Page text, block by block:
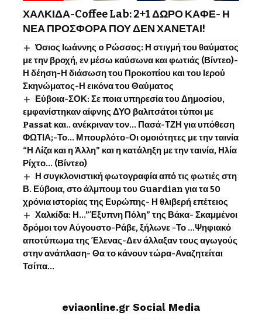
ΧΑΛΚΙΔΑ-Coffee Lab: 2+1 ΔΩΡΟ ΚΑΦΕ- Η
ΝΕΑ ΠΡΟΣΦΟΡΑ ΠΟΥ ΔΕΝ ΧΑΝΕΤΑΙ!
Όσιος Ιωάννης o Ρώσσος: Η στιγμή του θαύματος
με την βροχή, εν μέσω καύσωνα και φωτιάς (Βίντεο)-
Η δέηση-Η διάσωση του Προκοπίου και του Ιερού
Σκηνώματος-Η εικόνα του Θαύματος
Εύβοια-ΣΟΚ: Σε ποια υπηρεσία του Δημοσίου,
εμφανίστηκαν αίφνης ΔΥΟ βαλιτσάτοι τύποι με
Passat και.. ανέκριναν τον… Πασά-ΤΖΗ για υπόθεση
ΦΩΤΙΑ;-Το… Μπουρλότο-Οι ομοιότητες με την ταινία
“Η Λίζα και η Άλλη” και η κατάληξη με την ταινία, Ηλία
Ρίχτο… (Βίντεο)
Η συγκλονιστική φωτογραφία από τις φωτιές στη
Β. Εύβοια, στο άλμπουμ του Guardian για τα 50
χρόνια ιστορίας της Ευρώπης- Η θλιβερή επέτειος
Χαλκίδα: Η…”Έξυπνη Πόλη” της Βάκα- Σκαμμένοι
δρόμοι τον Αύγουστο-Ράβε, ξήλωνε -Το …Ψηφιακό
αποτύπωμα της Έλενας-Δεν άλλαξαν τους αγωγούς
στην ανάπλαση- Θα το κάνουν τώρα-Αναζητείται
Τσίπα…
eviaonline.gr Social Media